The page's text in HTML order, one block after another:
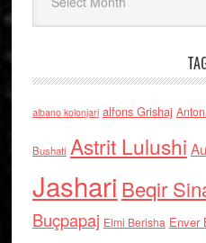
albano kolonjari alfons Grishaj
Bushati Astrit Lulushi
Jashari Beqir
Buçpapaj Elmi Berisha Enver